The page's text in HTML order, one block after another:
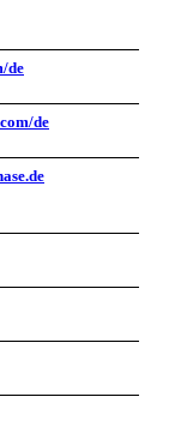
de
de